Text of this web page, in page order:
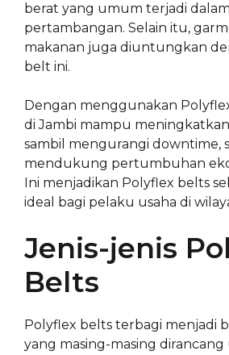
berat yang umum terjadi
pertambangan. Selain itu,
makanan juga diuntungkan
belt ini.
Dengan menggunakan
di Jambi mampu
sambil mengurangi downtime,
mendukung pertumbuhan
Ini menjadikan Polyflex belts
ideal bagi pelaku usaha di
Jenis-jenis
Belts
Polyflex belts terbagi menjadi
yang masing-masing